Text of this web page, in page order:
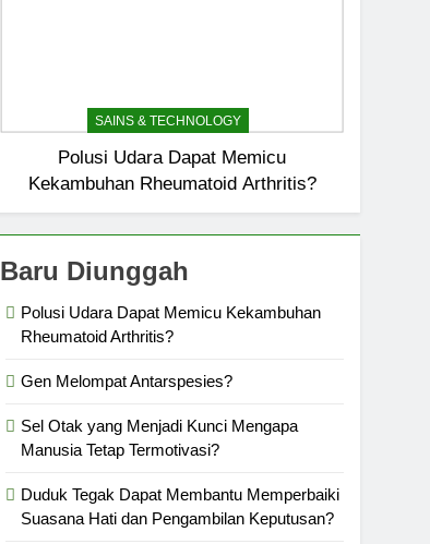
SAINS & TECHNOLOGY
Polusi Udara Dapat Memicu
Kekambuhan Rheumatoid Arthritis?
Baru Diunggah
Polusi Udara Dapat Memicu Kekambuhan
Rheumatoid Arthritis?
Gen Melompat Antarspesies?
Sel Otak yang Menjadi Kunci Mengapa
Manusia Tetap Termotivasi?
Duduk Tegak Dapat Membantu Memperbaiki
Suasana Hati dan Pengambilan Keputusan?